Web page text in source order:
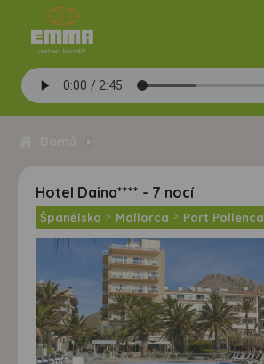
Hotel Daina**** - 7 nocí
Španělsko > Mallorca > Port Pollenca